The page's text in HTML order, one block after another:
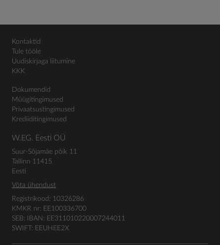
Kontaktid
Tule tööle
Uudiskirjaga liitumine
KKK
Dokumendid
Müügitingimused
Privaatsustingimused
Krediiditingimused
W.EG. Eesti OÜ
Suur-Sõjamäe põik 11
Tallinn 11415
Eesti
Võta ühendust
Registrikood: 10326286
KMKR nr: EE100336700
SEB: IBAN: EE311010220007244011
SWIFT: EEUHEE2X